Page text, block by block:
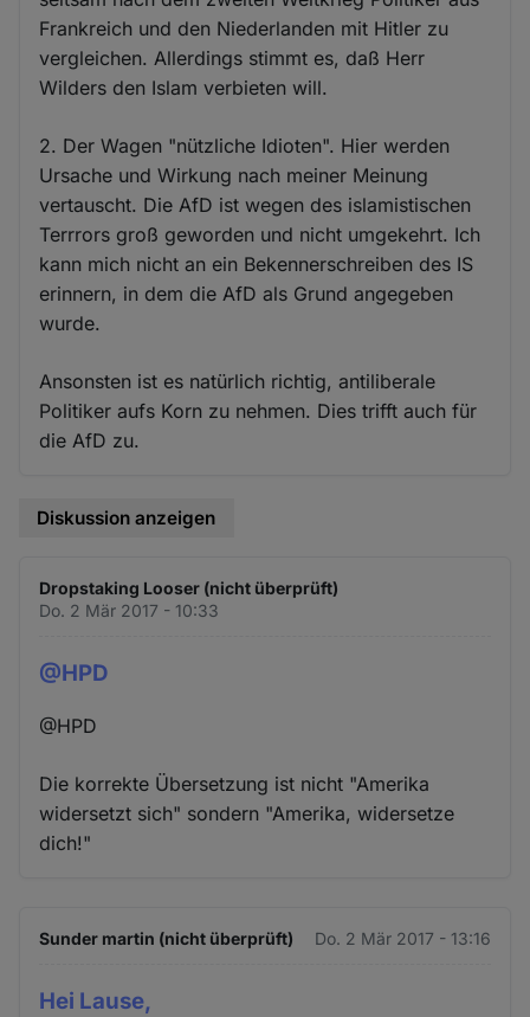
Frankreich und den Niederlanden mit Hitler zu
vergleichen. Allerdings stimmt es, daß Herr
Wilders den Islam verbieten will.
2. Der Wagen "nützliche Idioten". Hier werden
Ursache und Wirkung nach meiner Meinung
vertauscht. Die AfD ist wegen des islamistischen
Terrrors groß geworden und nicht umgekehrt. Ich
kann mich nicht an ein Bekennerschreiben des IS
erinnern, in dem die AfD als Grund angegeben
wurde.
Ansonsten ist es natürlich richtig, antiliberale
Politiker aufs Korn zu nehmen. Dies trifft auch für
die AfD zu.
Diskussion anzeigen
Dropstaking Looser (nicht überprüft)
Do. 2 Mär 2017 - 10:33
@HPD
@HPD
Die korrekte Übersetzung ist nicht "Amerika
widersetzt sich" sondern "Amerika, widersetze
dich!"
Sunder martin (nicht überprüft) Do. 2 Mär 2017 - 13:16
Hei Lause,